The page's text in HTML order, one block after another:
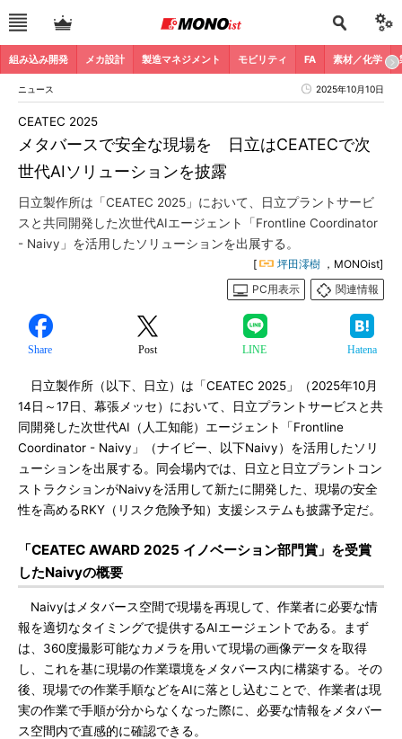
組み込み開発 メカ設計 製造マネジメント モビリティ FA 素材／化学
ニュース 2025年10月10日
メタバースで安全な現場を 日立はCEATECで次
世代AIソリューションを披露
CEATEC 2025
日立製作所は「CEATEC 2025」において、日立プラントサービ
スと共同開発した次世代AIエージェント「Frontline Coordinator
- Naivy」を活用したソリューションを出展する。
[ 坪田澪樹 ，MONOist]
PC用表示
関連情報
Share Post LINE Hatena
日立製作所（以下、日立）は「CEATEC 2025」（2025年10月
14日～17日、幕張メッセ）において、日立プラントサービスと共
同開発した次世代AI（人工知能）エージェント「Frontline
Coordinator - Naivy」（ナイビー、以下Naivy）を活用したソリ
ューションを出展する。同会場内では、日立と日立プラントコン
ストラクションがNaivyを活用して新たに開発した、現場の安全
性を高めるRKY（リスク危険予知）支援システムも披露予定だ。
「CEATEC AWARD 2025 イノベーション部門賞」を受賞
したNaivyの概要
Naivyはメタバース空間で現場を再現して、作業者に必要な情
報を適切なタイミングで提供するAIエージェントである。まず
は、360度撮影可能なカメラを用いて現場の画像データを取得
し、これを基に現場の作業環境をメタバース内に構築する。その
後、現場での作業手順などをAIに落とし込むことで、作業者は現
実の作業で手順が分からなくなった際に、必要な情報をメタバー
ス空間内で直感的に確認できる。